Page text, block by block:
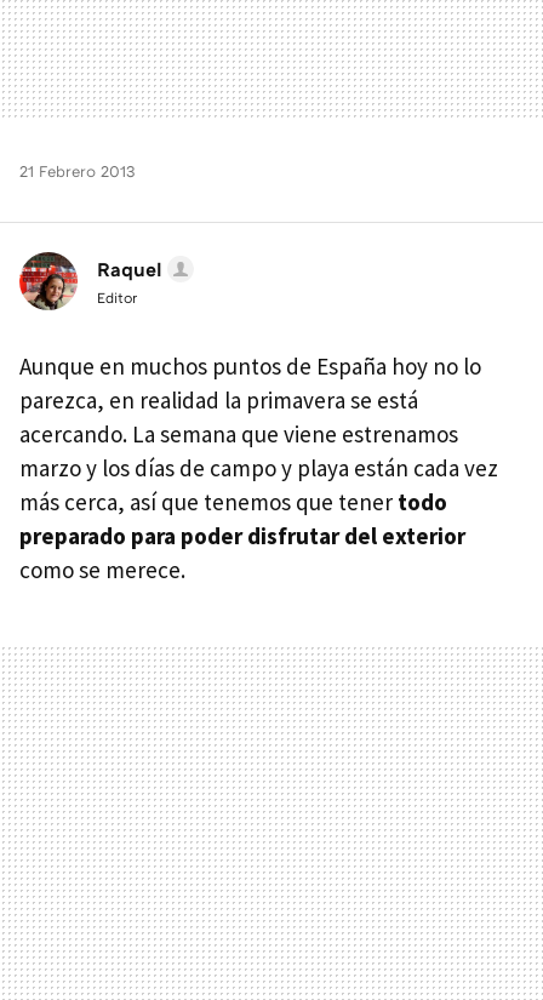
21 Febrero 2013
Raquel
Editor
Aunque en muchos puntos de España hoy no lo
parezca, en realidad la primavera se está
acercando. La semana que viene estrenamos
marzo y los días de campo y playa están cada vez
más cerca, así que tenemos que tener todo
preparado para poder disfrutar del exterior
como se merece.